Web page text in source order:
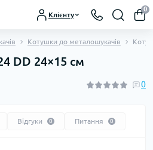
Клієнту
0
Котушки до металошукачів
DD 24×15 см
0
Відгуки 0 Питання 0